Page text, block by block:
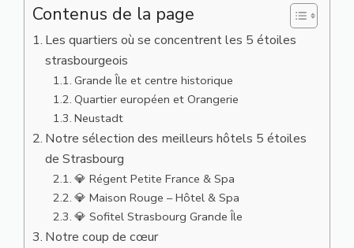
Contenus de la page
Les quartiers où se concentrent les 5 étoiles
strasbourgeois
Grande Île et centre historique
Quartier européen et Orangerie
Neustadt
Notre sélection des meilleurs hôtels 5 étoiles
de Strasbourg
💎 Régent Petite France & Spa
💎 Maison Rouge – Hôtel & Spa
💎 Sofitel Strasbourg Grande Île
Notre coup de cœur